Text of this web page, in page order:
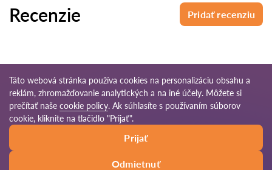
Recenzie Pridať recenziu
© 2026 Pravnikov-sk.com
stránok
Táto webová stránka používa cookies na personalizáciu obsahu a
reklám, zhromažďovanie analytických a na iné účely. Môžete si
prečítať naše cookie policy. Ak súhlasíte s používaním súborov
cookie, kliknite na tlačidlo "Prijať".
Prijať
Odmietnuť